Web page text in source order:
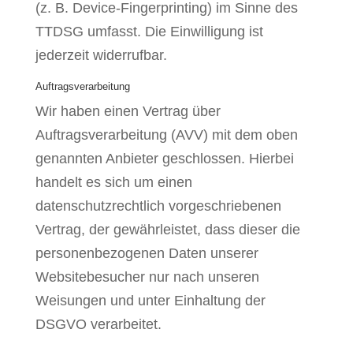
(z. B. Device-Fingerprinting) im Sinne des
TTDSG umfasst. Die Einwilligung ist
jederzeit widerrufbar.
Auftragsverarbeitung
Wir haben einen Vertrag über
Auftragsverarbeitung (AVV) mit dem oben
genannten Anbieter geschlossen. Hierbei
handelt es sich um einen
datenschutzrechtlich vorgeschriebenen
Vertrag, der gewährleistet, dass dieser die
personenbezogenen Daten unserer
Websitebesucher nur nach unseren
Weisungen und unter Einhaltung der
DSGVO verarbeitet.